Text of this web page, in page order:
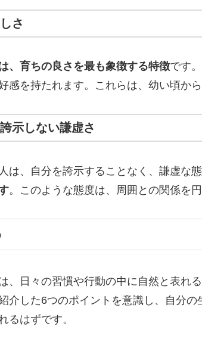
さ
、育ちの良さを最も象徴する特徴です
感を持たれます。これらは、幼い頃か
示しない謙虚さ
は、自分を誇示することなく、謙虚な
。このような態度は、周囲との関係を
、日々の習慣や行動の中に自然と表れ
介した6つのポイントを意識し、自分
るはずです。